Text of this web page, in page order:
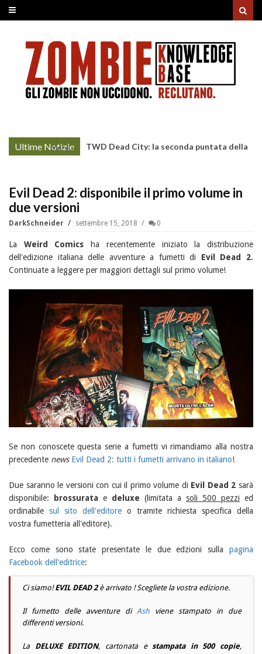
Ultime Notizie
More »
TWD Dead City: la seconda puntata della
Evil Dead 2: disponibile il primo volume in
due versioni
DarkSchneider settembre 15, 2018 0
La Weird Comics ha recentemente iniziato la distribuzione
dell'edizione italiana delle avventure a fumetti di Evil Dead 2.
Continuate a leggere per maggiori dettagli sul primo volume!
Se non conoscete questa serie a fumetti vi rimandiamo alla nostra
precedente news Evil Dead 2: tutti i fumetti arrivano in italiano!
Due saranno le versioni con cui il primo volume di Evil Dead 2 sarà
disponibile: brossurata e deluxe (limitata a soli 500 pezzi ed
ordinabile sul sito dell'editore o tramite richiesta specifica della
vostra fumetteria all'editore).
Ecco come sono state presentate le due edzioni sulla pagina
Facebook dell'editrice:
Ci siamo!EVIL DEAD 2è arrivato ! Scegliete la vostra edizione.
Il fumetto delle avventure di Ash viene stampato in due
differenti versioni.
La DELUXE EDITION, cartonata e stampata in 500 copie,